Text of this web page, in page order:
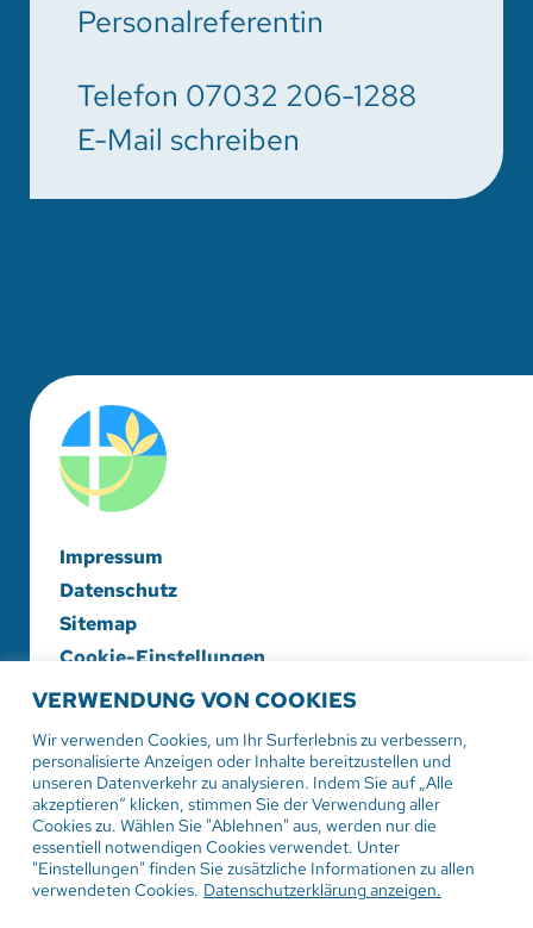
VERWENDUNG VON COOKIES
Wir verwenden Cookies, um Ihr Surferlebnis zu verbessern,
personalisierte Anzeigen oder Inhalte bereitzustellen und
unseren Datenverkehr zu analysieren. Indem Sie auf „Alle
akzeptieren“ klicken, stimmen Sie der Verwendung aller
Cookies zu. Wählen Sie "Ablehnen" aus, werden nur die
essentiell notwendigen Cookies verwendet. Unter
"Einstellungen" finden Sie zusätzliche Informationen zu allen
verwendeten Cookies. Datenschutzerklärung anzeigen.
Personalreferentin
Telefon 07032 206-1288
E-Mail schreiben
Impressum
Datenschutz
Sitemap
Cookie-Einstellungen
Evangelische Diakonieschwesternschaft
Herrenberg-Korntal e. V.
Hildrizhauser Str. 29
71083 Herrenberg
Tel:07032 206-0
Mail: info@evdiak.de